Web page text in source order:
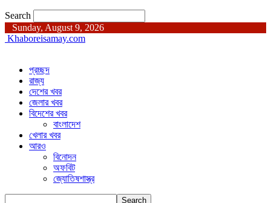
Search
Sunday, August 9, 2026
Khaboreisamay.com
প্রচ্ছদ
রাজ্য
দেশের খবর
জেলার খবর
বিদেশের খবর
বাংলাদেশ
খেলার খবর
আরও
বিনোদন
অফবিট
জ্যোতিষশাস্ত্র